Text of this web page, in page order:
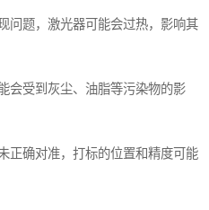
问题，激光器可能会过热，影响其
会受到灰尘、油脂等污染物的影
正确对准，打标的位置和精度可能